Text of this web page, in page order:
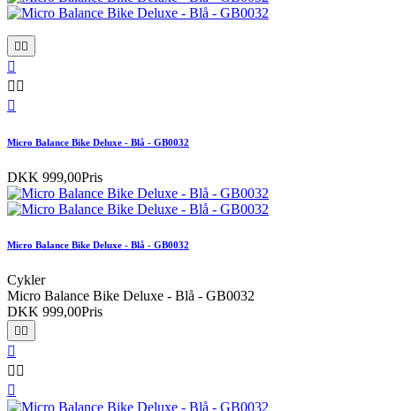
 

 

Micro Balance Bike Deluxe - Blå - GB0032
DKK 999,00Pris
Micro Balance Bike Deluxe - Blå - GB0032
Cykler
Micro Balance Bike Deluxe - Blå - GB0032
DKK 999,00Pris
 

 
